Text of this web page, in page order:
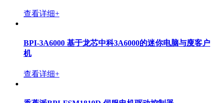
查看详细+
BPI-3A6000 基于龙芯中科3A6000的迷你电脑与廋客户
机
查看详细+